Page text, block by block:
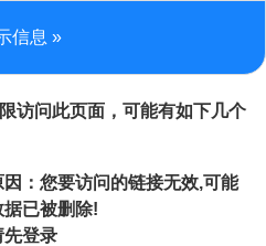
信息 »
访问此页面，可能有如下几个
：您要访问的链接无效,可能
已被删除!
先登录